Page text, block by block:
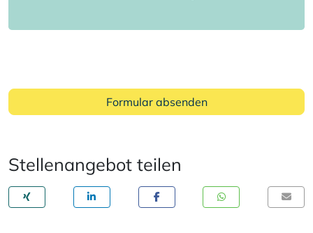
Formular absenden
Stellenangebot teilen